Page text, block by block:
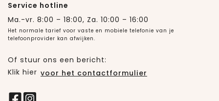
Service hotline
Ma.-vr. 8:00 – 18:00, Za. 10:00 – 16:00
Het normale tarief voor vaste en mobiele telefonie van je
telefoonprovider kan afwijken.
Of stuur ons een bericht:
Klik hier voor het contactformulier